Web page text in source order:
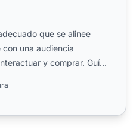
que se alinee
una audiencia
y comprar. Guía